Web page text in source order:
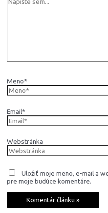
Meno*
Email*
Webstránka
Uložiť moje meno, e-mail a
pre moje budúce komentáre.